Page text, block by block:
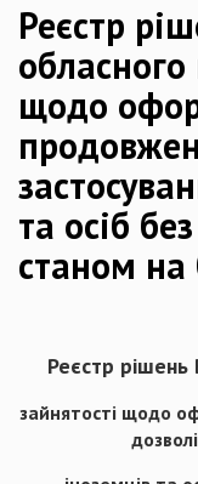
Реєстр
обласного
щодо
та осіб
станом
Реєстр рішень
зайнятості щодо